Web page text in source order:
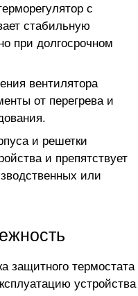
с
стабильную
при долгосрочном
вентилятора
от перегрева и
и решетки
и препятствует
или
защитного термостата
устройства